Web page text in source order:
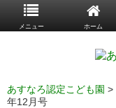
あすなろ認定こども園 >
年12月号
メニュー ホーム